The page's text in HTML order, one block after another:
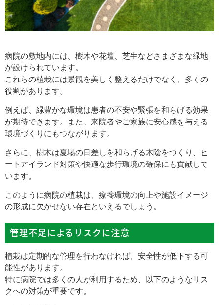
病院の敷地内には、樹木や花壇、芝生などさまざまな緑地
が設けられています。
これらの植栽には景観を美しく整えるだけでなく、多くの
役割があります。
例えば、緑豊かな環境は患者の不安や緊張を和らげる効果
が期待できます。また、来院者やご家族に安心感を与える
環境づくりにもつながります。
さらに、樹木は夏場の日差しを和らげる木陰をつくり、ヒ
ートアイランド対策や快適な歩行環境の確保にも貢献して
います。
このように病院の植栽は、療養環境の向上や施設イメージ
の形成に欠かせない存在といえるでしょう。
管理不足によるリスクに注意
植栽は定期的な管理を行わなければ、安全性が低下する可
能性があります。
特に病院では多くの人が利用するため、以下のようなリス
クへの対策が重要です。